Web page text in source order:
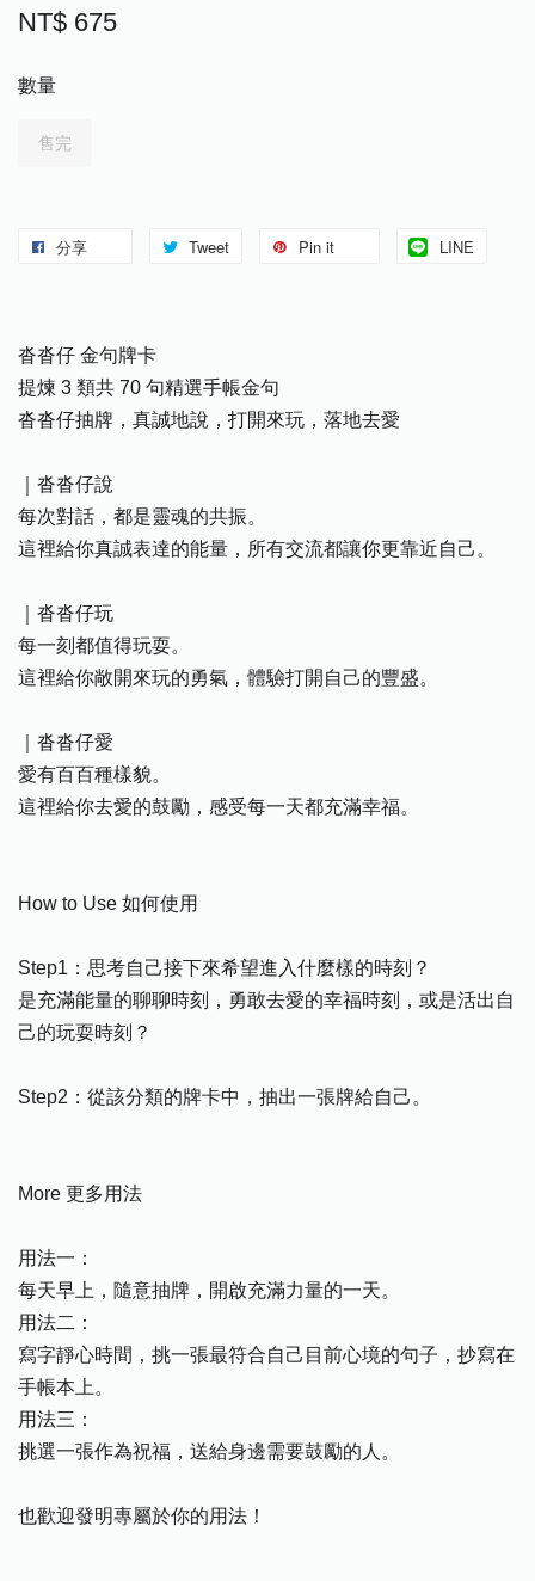
NT$ 675
數量
售完
分享 Tweet Pin it LINE
沓沓仔 金句牌卡
提煉 3 類共 70 句精選手帳金句
沓沓仔抽牌，真誠地說，打開來玩，落地去愛
｜沓沓仔說
每次對話，都是靈魂的共振。
這裡給你真誠表達的能量，所有交流都讓你更靠近自己。
｜沓沓仔玩
每一刻都值得玩耍。
這裡給你敞開來玩的勇氣，體驗打開自己的豐盛。
｜沓沓仔愛
愛有百百種樣貌。
這裡給你去愛的鼓勵，感受每一天都充滿幸福。
How to Use 如何使用
Step1：思考自己接下來希望進入什麼樣的時刻？
是充滿能量的聊聊時刻，勇敢去愛的幸福時刻，或是活出自
己的玩耍時刻？
Step2：從該分類的牌卡中，抽出一張牌給自己。
More 更多用法
用法一：
每天早上，隨意抽牌，開啟充滿力量的一天。
用法二：
寫字靜心時間，挑一張最符合自己目前心境的句子，抄寫在
手帳本上。
用法三：
挑選一張作為祝福，送給身邊需要鼓勵的人。
也歡迎發明專屬於你的用法！